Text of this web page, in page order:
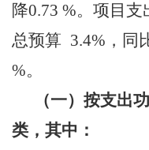
降0.73 %。项目支
总预算 3.4%，同
%。
（一） 按支出
类， 其中：